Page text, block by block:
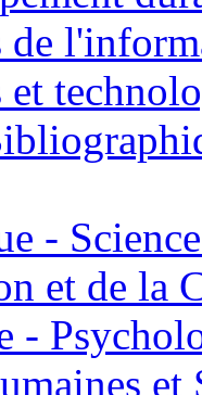
de
et
-
et de la
-
et